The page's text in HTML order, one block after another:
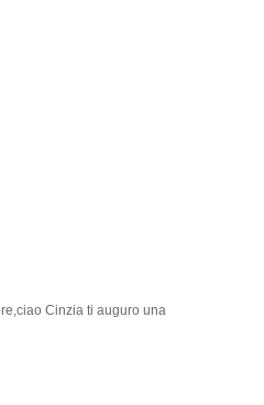
Cinzia ti auguro una